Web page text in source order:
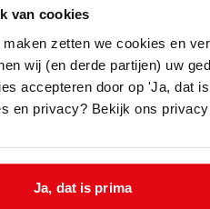
van cookies
zetten we cookies en
wij (en derde partijen) uw
accepteren door op 'Ja, dat
en privacy? Bekijk ons
Ja, dat is prima